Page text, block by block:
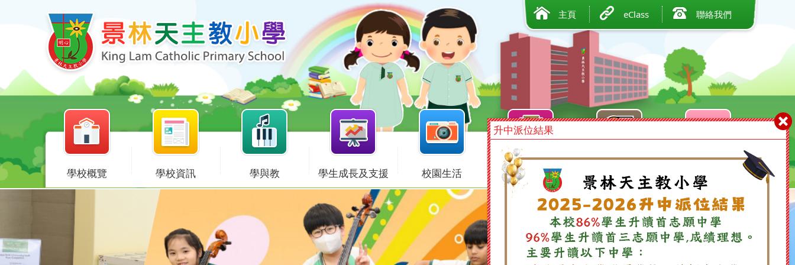
升中派位結果
主頁 eClass 聯絡我們
學校概覽 學校資訊 學與教 學生成長及支援 校園生活 獎項及成就 入學及升中 家長及校友